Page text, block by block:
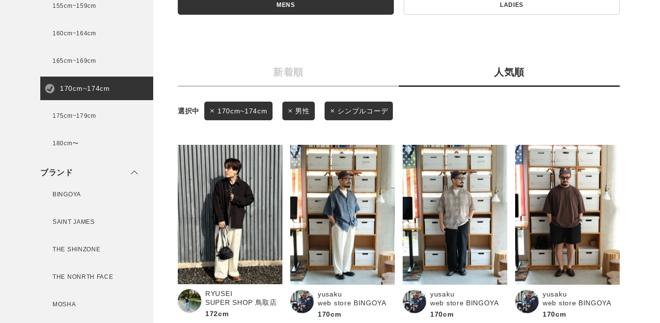
ログイン / マイページ
条件絞り込み検索
カテゴリから探す
スタイリングから探す
ブランドから探す
履き比べ可能商品から探す
店舗一覧
会社概要
お知らせ・ご利用ガイド
お知らせ
ご利用ガイド
ギフトラッピング
お問い合わせ
BINGOYA
無料公式アプリダウンロード
価格
セール価格
在庫
在庫あり 在庫なし含む
この条件で絞り込む
155cm~159cm
160cm~164cm
165cm~169cm
170cm~174cm
175cm~179cm
180cm〜
ブランド
BINGOYA
SAINT JAMES
THE SHINZONE
THE NONRTH FACE
MOSHA
MENS LADIES
新着順 人気順
170cm~174cm 男性 シンプルコーデ
RYUSEI
SUPER SHOP 鳥取店
172cm
yusaku
web store BINGOYA
170cm
yusaku
web store BINGOYA
170cm
yusaku
web store BINGOYA
170cm